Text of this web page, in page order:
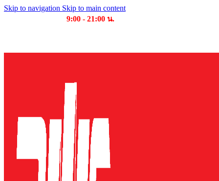
Skip to navigation Skip to main content
9:00 - 21:00 น.